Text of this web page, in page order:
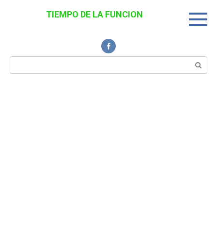
TIEMPO DE LA FUNCION
Поиск: